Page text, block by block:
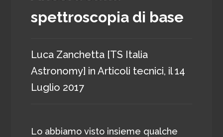
spettroscopia di base
Luca Zanchetta [TS Italia
Astronomy] inArticoli tecnici, il14
Luglio 2017
Lo abbiamo visto insieme qualche